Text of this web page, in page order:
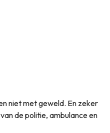
niet met geweld. En zeker
de politie, ambulance en